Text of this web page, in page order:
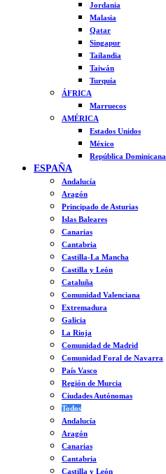
Jordania
Malasia
Qatar
Singapur
Tailandia
Taiwán
Turquía
ÁFRICA
Marruecos
AMÉRICA
Estados Unidos
México
República Dominicana
ESPAÑA
Andalucía
Aragón
Principado de Asturias
Islas Baleares
Canarias
Cantabria
Castilla-La Mancha
Castilla y León
Cataluña
Comunidad Valenciana
Extremadura
Galicia
La Rioja
Comunidad de Madrid
Comunidad Foral de Navarra
País Vasco
Región de Murcia
Ciudades Autónomas
Todos
Andalucía
Aragón
Canarias
Cantabria
Castilla y León